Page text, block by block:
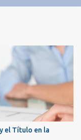
el Título en la